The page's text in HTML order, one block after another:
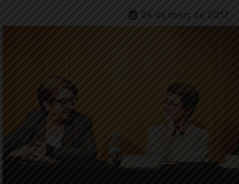
24 de març de 2017